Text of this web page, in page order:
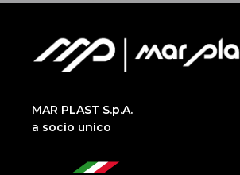
MAR PLAST S.p.A.
a socio unico